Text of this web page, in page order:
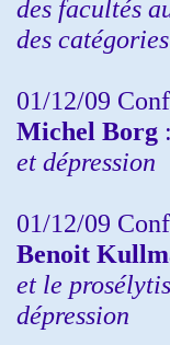
des facultés
des catégories
01/12/09
Michel Borg :
et dépression
01/12/09
Benoit
et le
dépression